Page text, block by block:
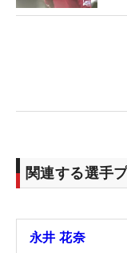
関連する選手
永井 花奈